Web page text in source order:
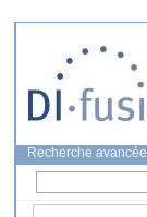
Recherche avancée